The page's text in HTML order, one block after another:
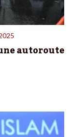
autoroute